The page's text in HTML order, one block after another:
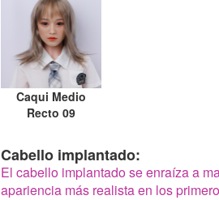
Caqui Medio
Recto 09
Cabello implantado:
El cabello implantado se enraíza a
apariencia más realista en los